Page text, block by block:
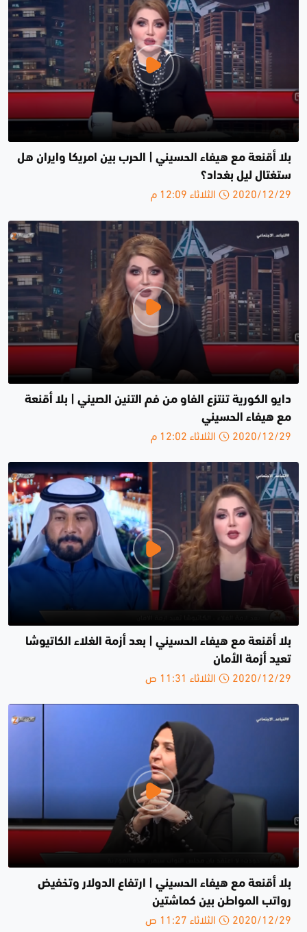
بلا أقنعة مع هيفاء الحسيني | الحرب بين امريكا وايران هل
ستغتال ليل بغداد؟
2020/12/29 الثلاثاء 12:09 م
دايو الكورية تنتزع الفاو من فم التنين الصيني | بلا أقنعة
مع هيفاء الحسيني
2020/12/29 الثلاثاء 12:02 م
بلا أقنعة مع هيفاء الحسيني | بعد أزمة الغلاء الكاتيوشا
تعيد أزمة الأمان
2020/12/29 الثلاثاء 11:31 ص
بلا أقنعة مع هيفاء الحسيني | ارتفاع الدولار وتخفيض
رواتب المواطن بين كماشتين
2020/12/29 الثلاثاء 11:27 ص